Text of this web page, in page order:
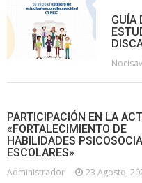
GUÍA
PARTICIPACIÓN EN LA
«FORTALECIMIENTO DE
HABILIDADES
ESCOLARES»
Administrador 23 Agosto,